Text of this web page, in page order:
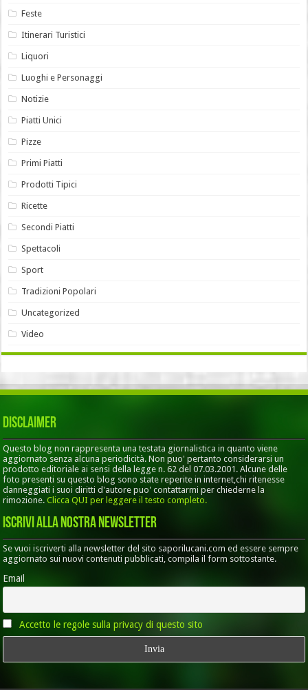
Feste
Itinerari Turistici
Liquori
Luoghi e Personaggi
Notizie
Piatti Unici
Pizze
Primi Piatti
Prodotti Tipici
Ricette
Secondi Piatti
Spettacoli
Sport
Tradizioni Popolari
Uncategorized
Video
Disclaimer
Questo blog non rappresenta una testata giornalistica in quanto viene
aggiornato senza alcuna periodicità. Non puo' pertanto considerarsi un
prodotto editoriale ai sensi della legge n. 62 del 07.03.2001. Alcune delle
foto presenti su questo blog sono state reperite in internet,chi ritenesse
danneggiati i suoi diritti d'autore puo' contattarmi per chiederne la
rimozione.Clicca QUI per leggere il testo completo.
Iscrivi alla nostra Newsletter
Se vuoi iscriverti alla newsletter del sito saporilucani.com ed essere sempre
aggiornato sui nuovi contenuti pubblicati, compila il form sottostante.
Email
Accetto le regole sulla privacy di questo sito